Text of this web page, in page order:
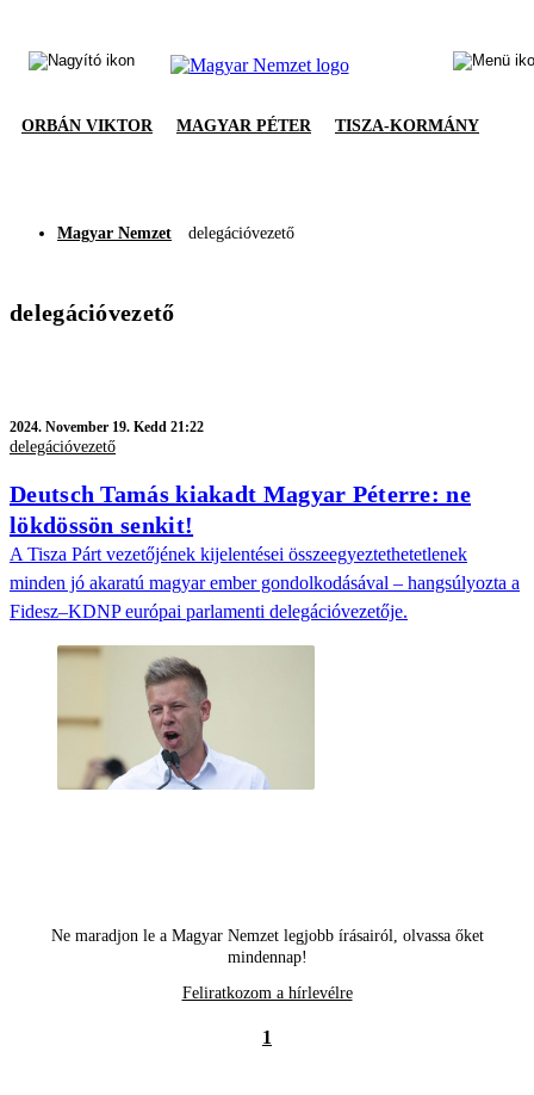
ORBÁN VIKTOR MAGYAR PÉTER TISZA-KORMÁNY
Magyar Nemzet delegációvezető
delegációvezető
2024. November 19. Kedd 21:22
delegációvezető
Deutsch Tamás kiakadt Magyar Péterre: ne
lökdössön senkit!
A Tisza Párt vezetőjének kijelentései összeegyeztethetetlenek
minden jó akaratú magyar ember gondolkodásával – hangsúlyozta a
Fidesz–KDNP európai parlamenti delegációvezetője.
Ne maradjon le a Magyar Nemzet legjobb írásairól, olvassa őket
mindennap!
Feliratkozom a hírlevélre
1